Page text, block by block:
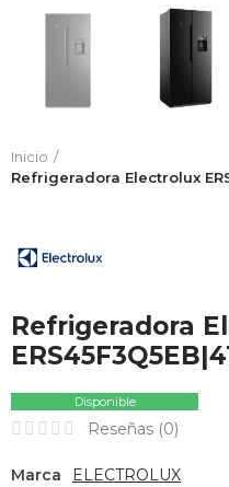
Inicio
Refrigeradora Electrolux
Refrigeradora
Disponible
Reseñas (0)
Marca
ELECTROLUX